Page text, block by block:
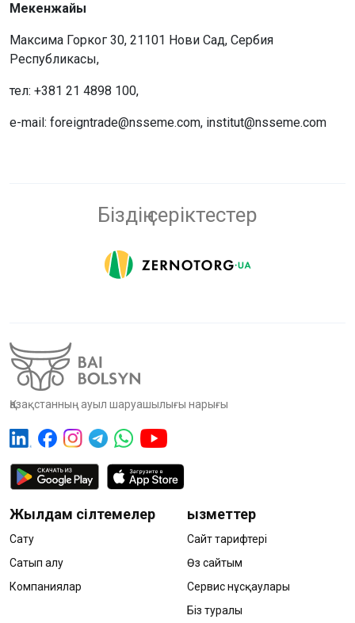
Мекенжайы
Максима Горког 30, 21101 Нови Сад, Сербия
Республикасы,
тел: +381 21 4898 100,
e-mail: foreigntrade@nsseme.com, institut@nsseme.com
Біздің серіктестер
Қазақстанның ауыл шаруашылығы нарығы
Жылдам сілтемелер
Сату
Сатып алу
Компаниялар
Қызметтер
Сайт тарифтері
Өз сайтым
Сервис нұсқаулары
Біз туралы